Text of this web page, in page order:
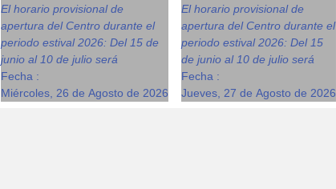
El horario provisional de
apertura del Centro durante el
periodo estival 2026: Del 15 de
junio al 10 de julio será
Fecha :
Miércoles, 26 de Agosto de 2026
El horario provisional de
apertura del Centro durante el
periodo estival 2026: Del 15
de junio al 10 de julio será
Fecha :
Jueves, 27 de Agosto de 2026